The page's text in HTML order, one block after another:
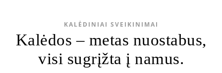
KALĖDINIAI SVEIKINIMAI
Kalėdos – metas nuostabus,
visi sugrįžta į namus.